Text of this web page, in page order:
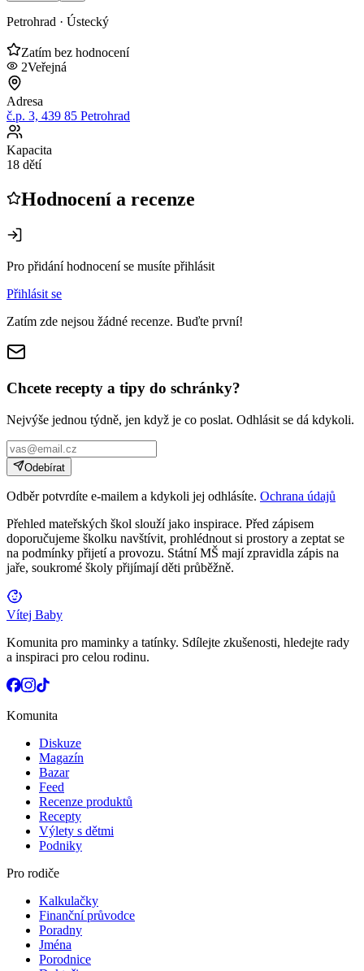
Petrohrad · Ústecký
Zatím bez hodnocení
2Veřejná
Adresa
č.p. 3, 439 85 Petrohrad
Kapacita
18 dětí
Hodnocení a recenze
Pro přidání hodnocení se musíte přihlásit
Přihlásit se
Zatím zde nejsou žádné recenze. Buďte první!
Chcete recepty a tipy do schránky?
Nejvýše jednou týdně, jen když je co poslat. Odhlásit se dá kdykoli.
Odebírat
Odběr potvrdíte e-mailem a kdykoli jej odhlásíte. Ochrana údajů
Přehled mateřských škol slouží jako inspirace. Před zápisem
doporučujeme školku navštívit, prohlédnout si prostory a zeptat se
na podmínky přijetí a provozu. Státní MŠ mají zpravidla zápis na
jaře, soukromé školy přijímají děti průběžně.
Vítej Baby
Komunita pro maminky a tatínky. Sdílejte zkušenosti, hledejte rady
a inspiraci pro celou rodinu.
Komunita
Diskuze
Magazín
Bazar
Feed
Recenze produktů
Recepty
Výlety s dětmi
Podniky
Pro rodiče
Kalkulačky
Finanční průvodce
Poradny
Jména
Porodnice